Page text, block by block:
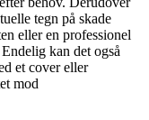
tegn på skade
eller en professionel
kan det også
et cover eller
mod